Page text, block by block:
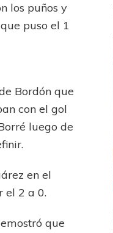
los puños y
puso el 1
Bordón que
con el gol
luego de
en el
el 2 a 0.
que